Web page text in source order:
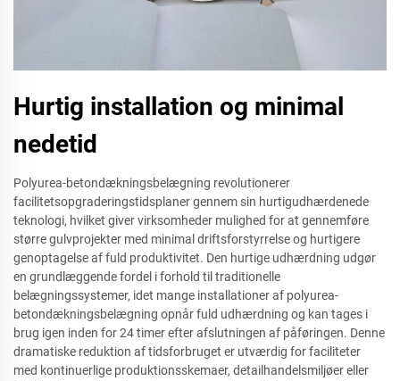
Hurtig installation og minimal
nedetid
Polyurea-betondækningsbelægning revolutionerer
facilitetsopgraderingstidsplaner gennem sin hurtigudhærdenede
teknologi, hvilket giver virksomheder mulighed for at gennemføre
større gulvprojekter med minimal driftsforstyrrelse og hurtigere
genoptagelse af fuld produktivitet. Den hurtige udhærdning udgør
en grundlæggende fordel i forhold til traditionelle
belægningssystemer, idet mange installationer af polyurea-
betondækningsbelægning opnår fuld udhærdning og kan tages i
brug igen inden for 24 timer efter afslutningen af påføringen. Denne
dramatiske reduktion af tidsforbruget er utværdig for faciliteter
med kontinuerlige produktionsskemaer, detailhandelsmiljøer eller